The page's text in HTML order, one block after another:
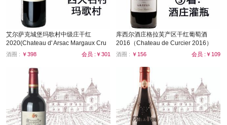
艾尔萨克城堡玛歌村中级庄干红
2020(Chateau d' Arsac Margaux Cru
Bourgeois)
酒圈 : ￥398 会员 :￥301
库西尔酒庄格拉芙产区干红葡萄酒
2016（Chateau de Curcier 2016）
酒圈 : ￥156 会员 :￥109